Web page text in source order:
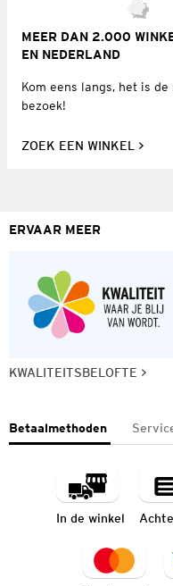
MEER DAN 2.000
EN NEDERLAND
Kom eens langs, het is
bezoek!
ZOEK EEN WINKEL
ERVAAR MEER
KWALITEITSBELOFTE
Betaalmethoden
In de winkel